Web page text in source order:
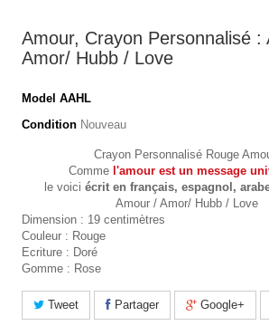
Amour, Crayon Personnalisé :
Amor/ Hubb / Love
Model AAHL
Condition Nouveau
Crayon Personnalisé Rouge
Comme l'amour est un message
le voiciécrit en français, espagnol,
Amour / Amor/ Hubb / Love
Dimension : 19 centimètres
Couleur : Rouge
Ecriture : Doré
Gomme : Rose
Tweet Partager Google+